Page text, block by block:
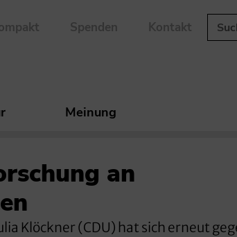
Spenden Kontakt
Meinung
an
Klöckner (CDU) hat sich erneut